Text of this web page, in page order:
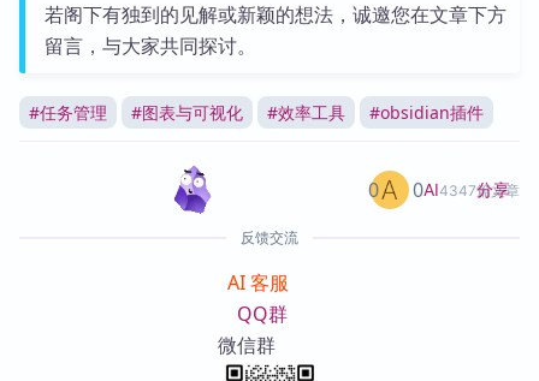
若阁下有独到的见解或新颖的想法，诚邀您在文章下方
留言，与大家共同探讨。
#任务管理 #图表与可视化 #效率工具 #obsidian插件
AI4347篇文章
0 0 分享
反馈交流
AI 客服
QQ群
微信群